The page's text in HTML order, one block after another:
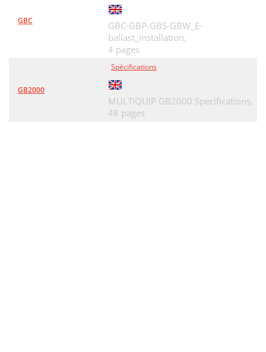
GBC
GBC-GBP-GBS-GBW_E-
ballast_installation,
4 pages
GB2000
Spécifications
MULTIQUIP GB2000 Specifications,
48 pages